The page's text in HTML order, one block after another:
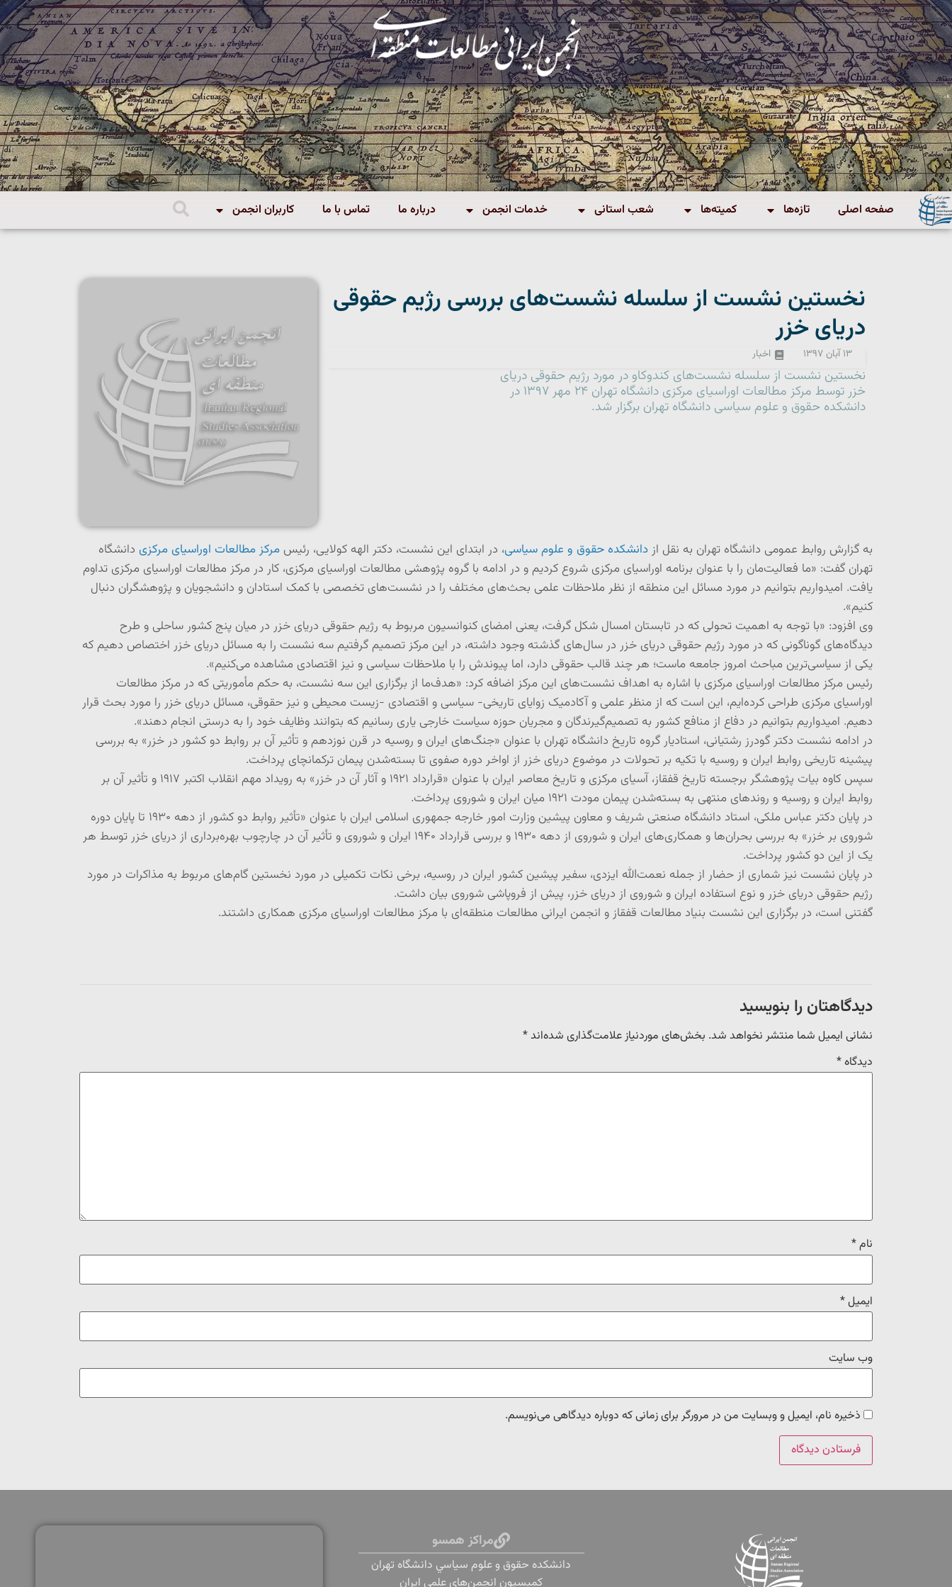
صفحه اصلی تازه‌ها کمیته‌ها شعب استانی خدمات انجمن درباره ما تماس با ما کاربران انجمن
نخستین نشست از سلسله نشست‌های بررسی رژیم حقوقی
دریای خزر
۱۳ آبان ۱۳۹۷ اخبار
نخستین نشست از سلسله نشست‌های کندوکاو در مورد رژیم حقوقی دریای
خزر توسط مرکز مطالعات اوراسیای مرکزی دانشگاه تهران ۲۴ مهر ۱۳۹۷ در
دانشکده حقوق و علوم سیاسی دانشگاه تهران برگزار شد.
به گزارش روابط عمومی دانشگاه تهران به نقل از دانشکده حقوق و علوم سیاسی، در ابتدای این نشست، دکتر الهه کولایی، رئیس مرکز مطالعات اوراسیای مرکزی دانشگاه
تهران گفت: «ما فعالیت‌مان را با عنوان برنامه اوراسیای مرکزی شروع کردیم و در ادامه با گروه پژوهشی مطالعات اوراسیای مرکزی، کار در مرکز مطالعات اوراسیای مرکزی تداوم
یافت. امیدواریم بتوانیم در مورد مسائل این منطقه از نظر ملاحظات علمی بحث‌های مختلف را در نشست‌های تخصصی با کمک استادان و دانشجویان و پژوهشگران دنبال
کنیم».
وی افزود: «با توجه به اهمیت تحولی که در تابستان امسال شکل گرفت، یعنی امضای کنوانسیون مربوط به رژیم حقوقی دریای خزر در میان پنج کشور ساحلی و طرح
دیدگاه‌های گوناگونی که در مورد رژیم حقوقی دریای خزر در سال‌های گذشته وجود داشته، در این مرکز تصمیم گرفتیم سه نشست را به مسائل دریای خزر اختصاص دهیم که
یکی از سیاسی‌ترین مباحث امروز جامعه ماست؛ هر چند قالب حقوقی دارد، اما پیوندش را با ملاحظات سیاسی و نیز اقتصادی مشاهده می‌کنیم».
رئیس مرکز مطالعات اوراسیای مرکزی با اشاره به اهداف نشست‌های این مرکز اضافه کرد: «هدف‌ما از برگزاری این سه نشست، به حکم مأموریتی که در مرکز مطالعات
اوراسیای مرکزی طراحی کرده‌ایم، این است که از منظر علمی و آکادمیک زوایای تاریخی- سیاسی و اقتصادی -زیست محیطی و نیز حقوقی، مسائل دریای خزر را مورد بحث قرار
دهیم. امیدواریم بتوانیم در دفاع از منافع کشور به تصمیم‌گیرندگان و مجریان حوزه سیاست خارجی یاری رسانیم که بتوانند وظایف خود را به درستی انجام دهند».
در ادامه نشست دکتر گودرز رشتیانی، استادیار گروه تاریخ دانشگاه تهران با عنوان «جنگ‌های ایران و روسیه در قرن نوزدهم و تأثیر آن بر روابط دو کشور در خزر» به بررسی
پیشینه تاریخی روابط ایران و روسیه با تکیه بر تحولات در موضوع دریای خزر از اواخر دوره صفوی تا بسته‌شدن پیمان ترکمانچای پرداخت.
سپس کاوه بیات پژوهشگر برجسته تاریخ قفقاز، آسیای مرکزی و تاریخ معاصر ایران با عنوان «قرارداد ۱۹۲۱ و آثار آن در خزر» به رویداد مهم انقلاب اکتبر ۱۹۱۷ و تأثیر آن بر
روابط ایران و روسیه و روندهای منتهی به بسته‌شدن پیمان مودت ۱۹۲۱ میان ایران و شوروی پرداخت.
در پایان دکتر عباس ملکی، استاد دانشگاه صنعتی شریف و معاون پیشین وزارت امور خارجه جمهوری اسلامی ایران با عنوان «تأثیر روابط دو کشور از دهه ۱۹۳۰ تا پایان دوره
شوروی بر خزر» به بررسی بحران‌ها و همکاری‌های ایران و شوروی از دهه ۱۹۳۰ و بررسی قرارداد ۱۹۴۰ ایران و شوروی و تأثیر آن در چارچوب بهره‌برداری از دریای خزر توسط هر
یک از این دو کشور پرداخت.
در پایان نشست نیز شماری از حضار از جمله نعمت‌الله ایزدی، سفیر پیشین کشور ایران در روسیه، برخی نکات تکمیلی در مورد نخستین گام‌های مربوط به مذاکرات در مورد
رژیم حقوقی دریای خزر و نوع استفاده ایران و شوروی از دریای خزر، پیش از فروپاشی شوروی بیان داشت.
گفتنی است، در برگزاری این نشست بنیاد مطالعات قفقاز و انجمن ایرانی مطالعات منطقه‌ای با مرکز مطالعات اوراسیای مرکزی همکاری داشتند.
دیدگاهتان را بنویسید
نشانی ایمیل شما منتشر نخواهد شد. بخش‌های موردنیاز علامت‌گذاری شده‌اند*
دیدگاه*
نام*
ایمیل*
وب‌ سایت
ذخیره نام، ایمیل و وبسایت من در مرورگر برای زمانی که دوباره دیدگاهی می‌نویسم.
مراکز همسو
دانشكده حقوق و علوم سياسي دانشگاه تهران
کمیسیون انجمن‌های علمی ایران